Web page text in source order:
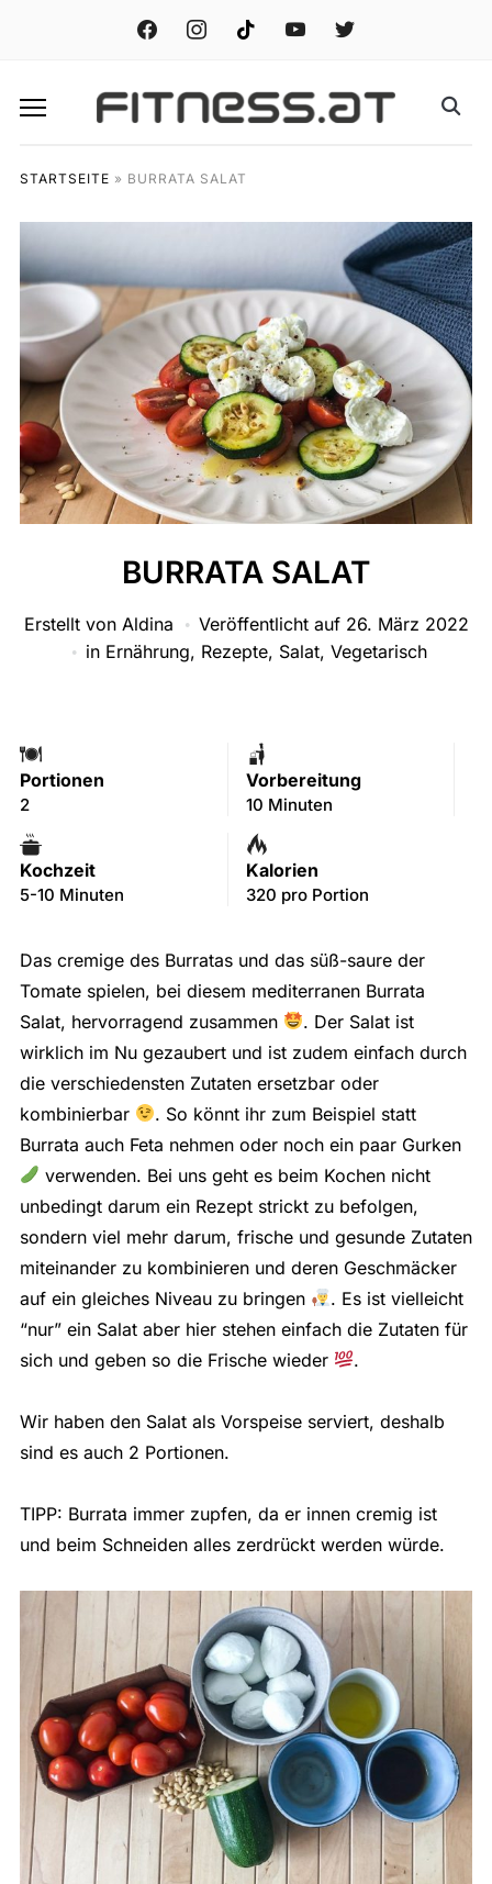
facebook instagramtiktok youtube twitter
STARTSEITE » BURRATA SALAT
BURRATA SALAT
Erstellt von Aldina Veröffentlicht auf 26. März 2022
in Ernährung, Rezepte, Salat, Vegetarisch
Portionen
2
Vorbereitung
10 Minuten
Kochzeit
5-10 Minuten
Kalorien
320 pro Portion
Das cremige des Burratas und das süß-saure der
Tomate spielen, bei diesem mediterranen Burrata
Salat, hervorragend zusammen
. Der Salat ist
wirklich im Nu gezaubert und ist zudem einfach durch
die verschiedensten Zutaten ersetzbar oder
kombinierbar
. So könnt ihr zum Beispiel statt
Burrata auch Feta nehmen oder noch ein paar Gurken
verwenden. Bei uns geht es beim Kochen nicht
unbedingt darum ein Rezept strickt zu befolgen,
sondern viel mehr darum, frische und gesunde Zutaten
miteinander zu kombinieren und deren Geschmäcker
auf ein gleiches Niveau zu bringen
. Es ist vielleicht
“nur” ein Salat aber hier stehen einfach die Zutaten für
sich und geben so die Frische wieder
.
Wir haben den Salat als Vorspeise serviert, deshalb
sind es auch 2 Portionen.
TIPP: Burrata immer zupfen, da er innen cremig ist
und beim Schneiden alles zerdrückt werden würde.